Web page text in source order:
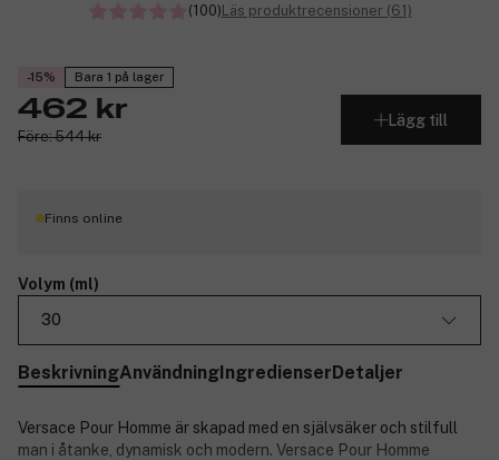
(100)Läs produktrecensioner (61)
-15% Bara 1 på lager
462 kr
Före: 544 kr
Lägg till
Finns online
Volym (ml)
30
BeskrivningAnvändningIngredienserDetaljer
Versace Pour Homme är skapad med en självsäker och stilfull
man i åtanke, dynamisk och modern. Versace Pour Homme